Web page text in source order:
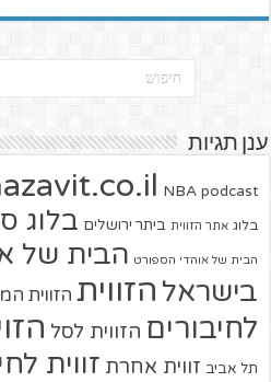
ענן תגיות
NBA podcast
בלוג אתר הזווית ביתר ירושלים בלוג
הבית של אוהדי הספורט הבית של
בישראל הזווית הזווית
לחיבורים הזווית לסל
תל אביב זווית אחרת זווית